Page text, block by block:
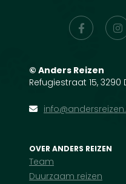
© Anders Reizen
Refugiestraat 15, 3290
OVER ANDERS REIZEN
Team
Duurzaam reizen